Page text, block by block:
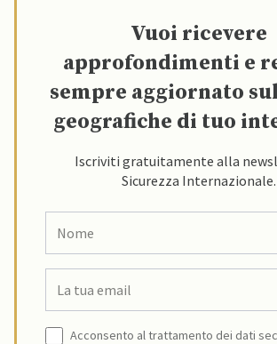
Vuoi ricevere
approfondimenti e
sempre aggiornato
geografiche di tuo
Iscriviti gratuitamente alla
Sicurezza Internazionale.
Acconsento al trattamento dei dati